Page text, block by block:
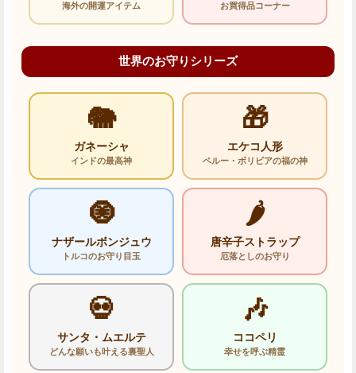
海外の開運アイテム お買得品コーナー
世界のお守りシリーズ
🐘
ガネーシャ
インドの最高神
🎁
エケコ人形
ペルー・ボリビアの福の神
🧿
ナザールボンジュウ
トルコのお守り目玉
🌶️
唐辛子ストラップ
厄落としのお守り
💀
サンタ・ムエルテ
どんな願いも叶える裏聖人
🎶
ココペリ
幸せを呼ぶ精霊